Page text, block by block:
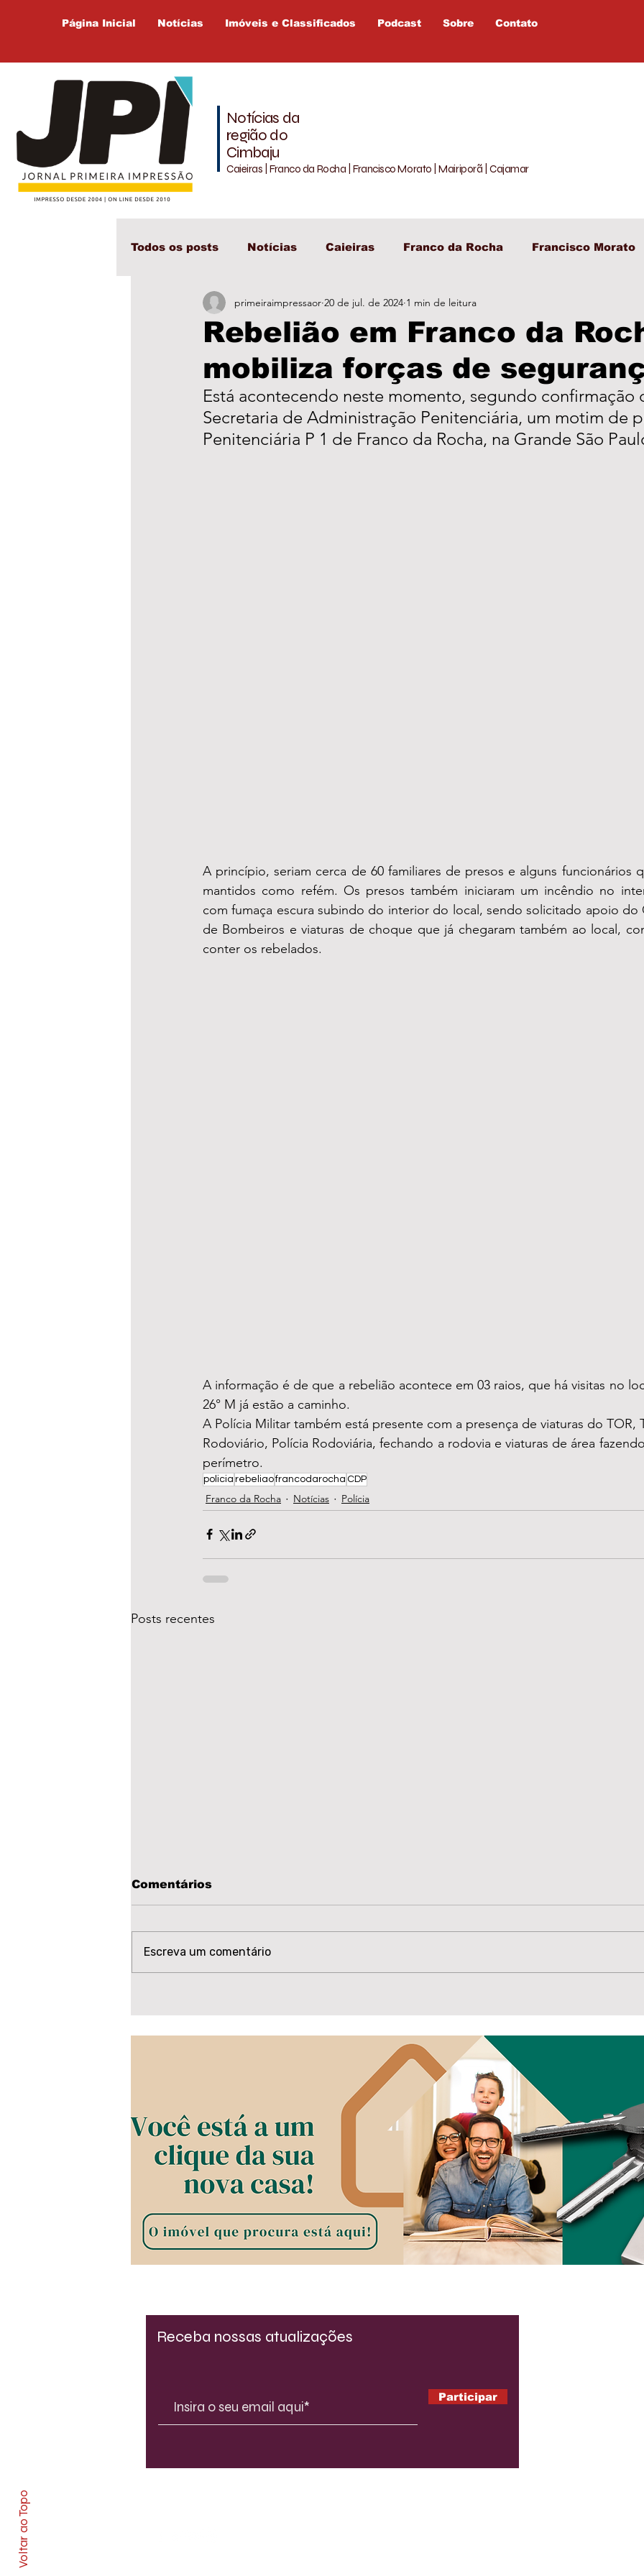
Página Inicial Notícias Imóveis e Classificados Podcast Sobre Contato
Notícias da
região do
Cimbaju
Caieiras | Franco da Rocha | Francisco Morato | Mairiporã | Cajamar
Todos os posts Notícias Caieiras Franco da Rocha Francisco Morato
Cajamar Cimbaju Legislativo Entretenimento
Educação Saúde Polícia PodCast Informe Publicitário
Municípios Prefeitura Turismo Brasil São Paulo
Rebelião em Franco da
mobiliza forças de
primeiraimpressaor 20 de jul. de 2024 1 min de leitura
Está acontecendo neste momento, segundo confirmação
Secretaria de Administração Penitenciária, um motim de
Penitenciária P 1 de Franco da Rocha, na Grande São
A princípio, seriam cerca de 60 familiares de presos e alguns funcionários
mantidos como refém. Os presos também iniciaram um incêndio no
com fumaça escura subindo do interior do local, sendo solicitado apoio
de Bombeiros e viaturas de choque que já chegaram também ao local,
conter os rebelados.
A informação é de que a rebelião acontece em 03 raios, que há visitas no
26° M já estão a caminho.
A Polícia Militar também está presente com a presença de viaturas do TOR,
Rodoviário, Polícia Rodoviária, fechando a rodovia e viaturas de área
perímetro.
policia rebeliaofrancodarocha CDP
Franco da Rocha Notícias Polícia
Posts recentes
Vereadores defendem
eleições de 2026
E
Comentários
Escreva um comentário
Voltar ao Topo
Receba nossas atualizações
Participar